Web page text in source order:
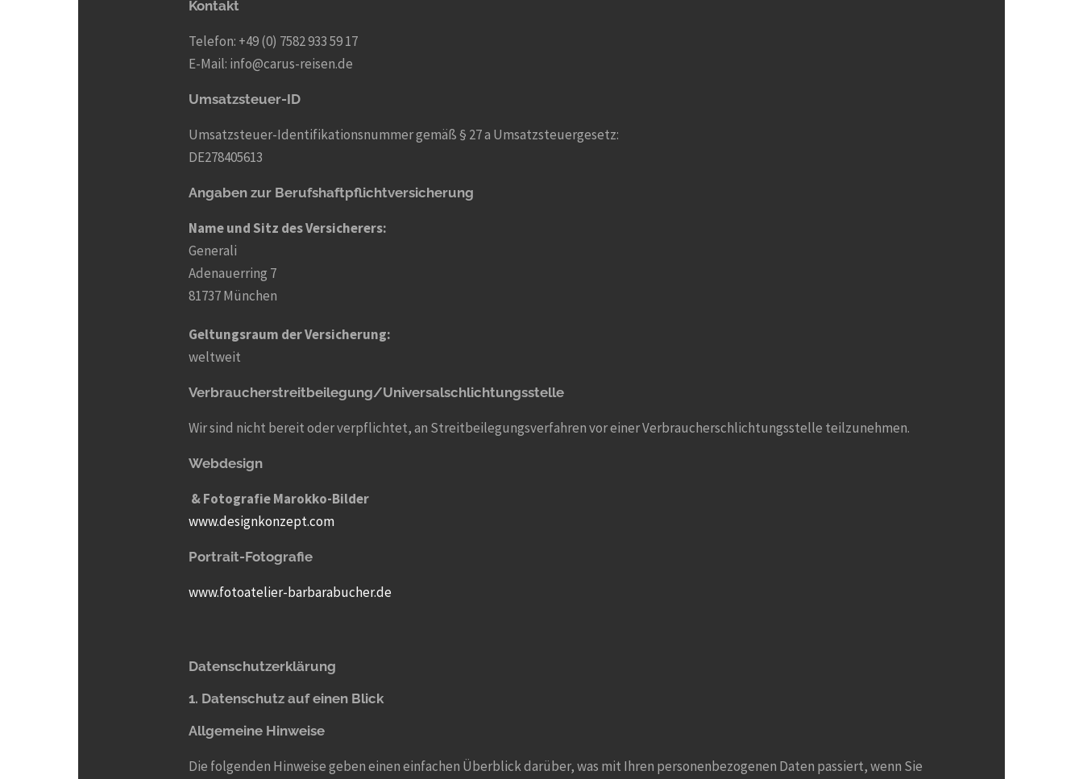
Kontakt
Telefon: +49 (0) 7582 933 59 17
E-Mail: info@carus-reisen.de
Umsatzsteuer-ID
Umsatzsteuer-Identifikationsnummer gemäß § 27 a Umsatzsteuergesetz:
DE278405613
Angaben zur Berufs­haftpflicht­versicherung
Name und Sitz des Versicherers:
Generali
Adenauerring 7
81737 München
Geltungsraum der Versicherung:
weltweit
Verbraucher­streit­beilegung/Universal­schlichtungs­stelle
Wir sind nicht bereit oder verpflichtet, an Streitbeilegungsverfahren vor einer Verbraucherschlichtungsstelle teilzunehmen.
Webdesign
& Fotografie Marokko-Bilder
www.designkonzept.com
Portrait-Fotografie
www.fotoatelier-barbarabucher.de
Datenschutz­erklärung
1. Datenschutz auf einen Blick
Allgemeine Hinweise
Die folgenden Hinweise geben einen einfachen Überblick darüber, was mit Ihren personenbezogenen Daten passiert, wenn Sie